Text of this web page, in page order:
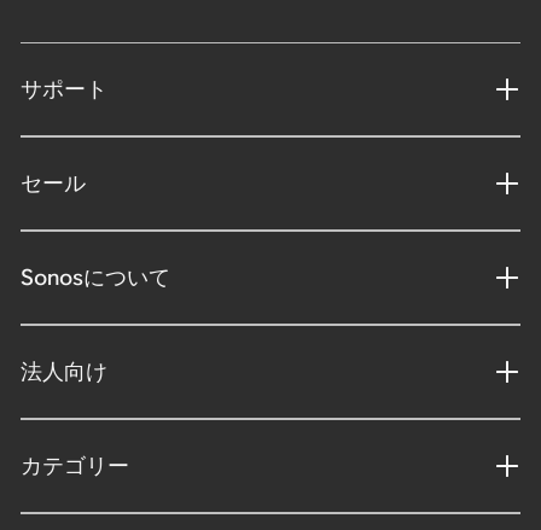
サポート
セール
Sonosについて
法人向け
カテゴリー